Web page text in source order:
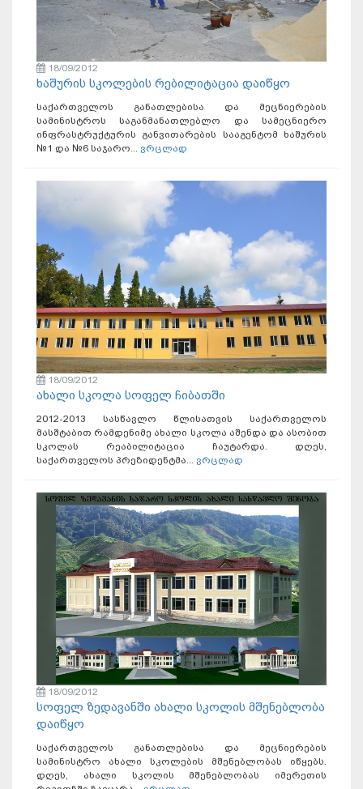
18/09/2012
ხაშურის სკოლების რებილიტაცია დაიწყო
საქართველოს განათლებისა და მეცნიერების
სამინისტროს საგანმანათლებლო და სამეცნიერო
ინფრასტრუქტურის განვითარების სააგენტომ ხაშურის
№1 და №6 საჯარო... ვრცლად
18/09/2012
ახალი სკოლა სოფელ ჩიბათში
2012-2013 სასწავლო წლისათვის საქართველოს
მასშტაბით რამდენიმე ახალი სკოლა აშენდა და ასობით
სკოლას რეაბილიტაცია ჩაუტარდა. დღეს,
საქართველოს პრეზიდენტმა... ვრცლად
18/09/2012
სოფელ ზედავანში ახალი სკოლის მშენებლობა
დაიწყო
საქართველოს განათლებისა და მეცნიერების
სამინისტრო ახალი სკოლების მშენებლობას იწყებს.
დღეს, ახალი სკოლის მშენებლობას იმერეთის